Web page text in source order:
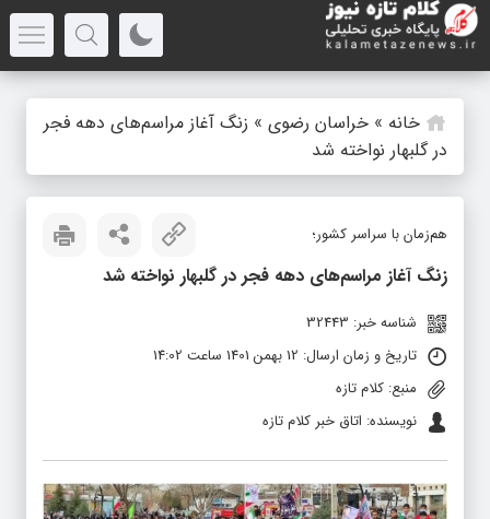
خانه » خراسان رضوی » زنگ آغاز مراسم‌های دهه فجر
در گلبهار نواخته شد
هم‌زمان با سراسر کشور؛
زنگ آغاز مراسم‌های دهه فجر در گلبهار نواخته شد
شناسه خبر: 32443
تاریخ و زمان ارسال: 12 بهمن 1401 ساعت 14:02
منبع: کلام تازه
نویسنده: اتاق خبر کلام تازه